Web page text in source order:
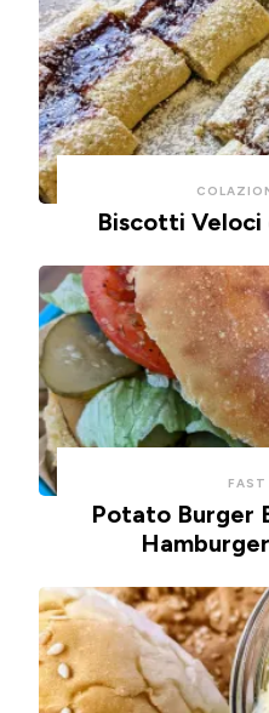
Biscotti
FAST
Potato Burger